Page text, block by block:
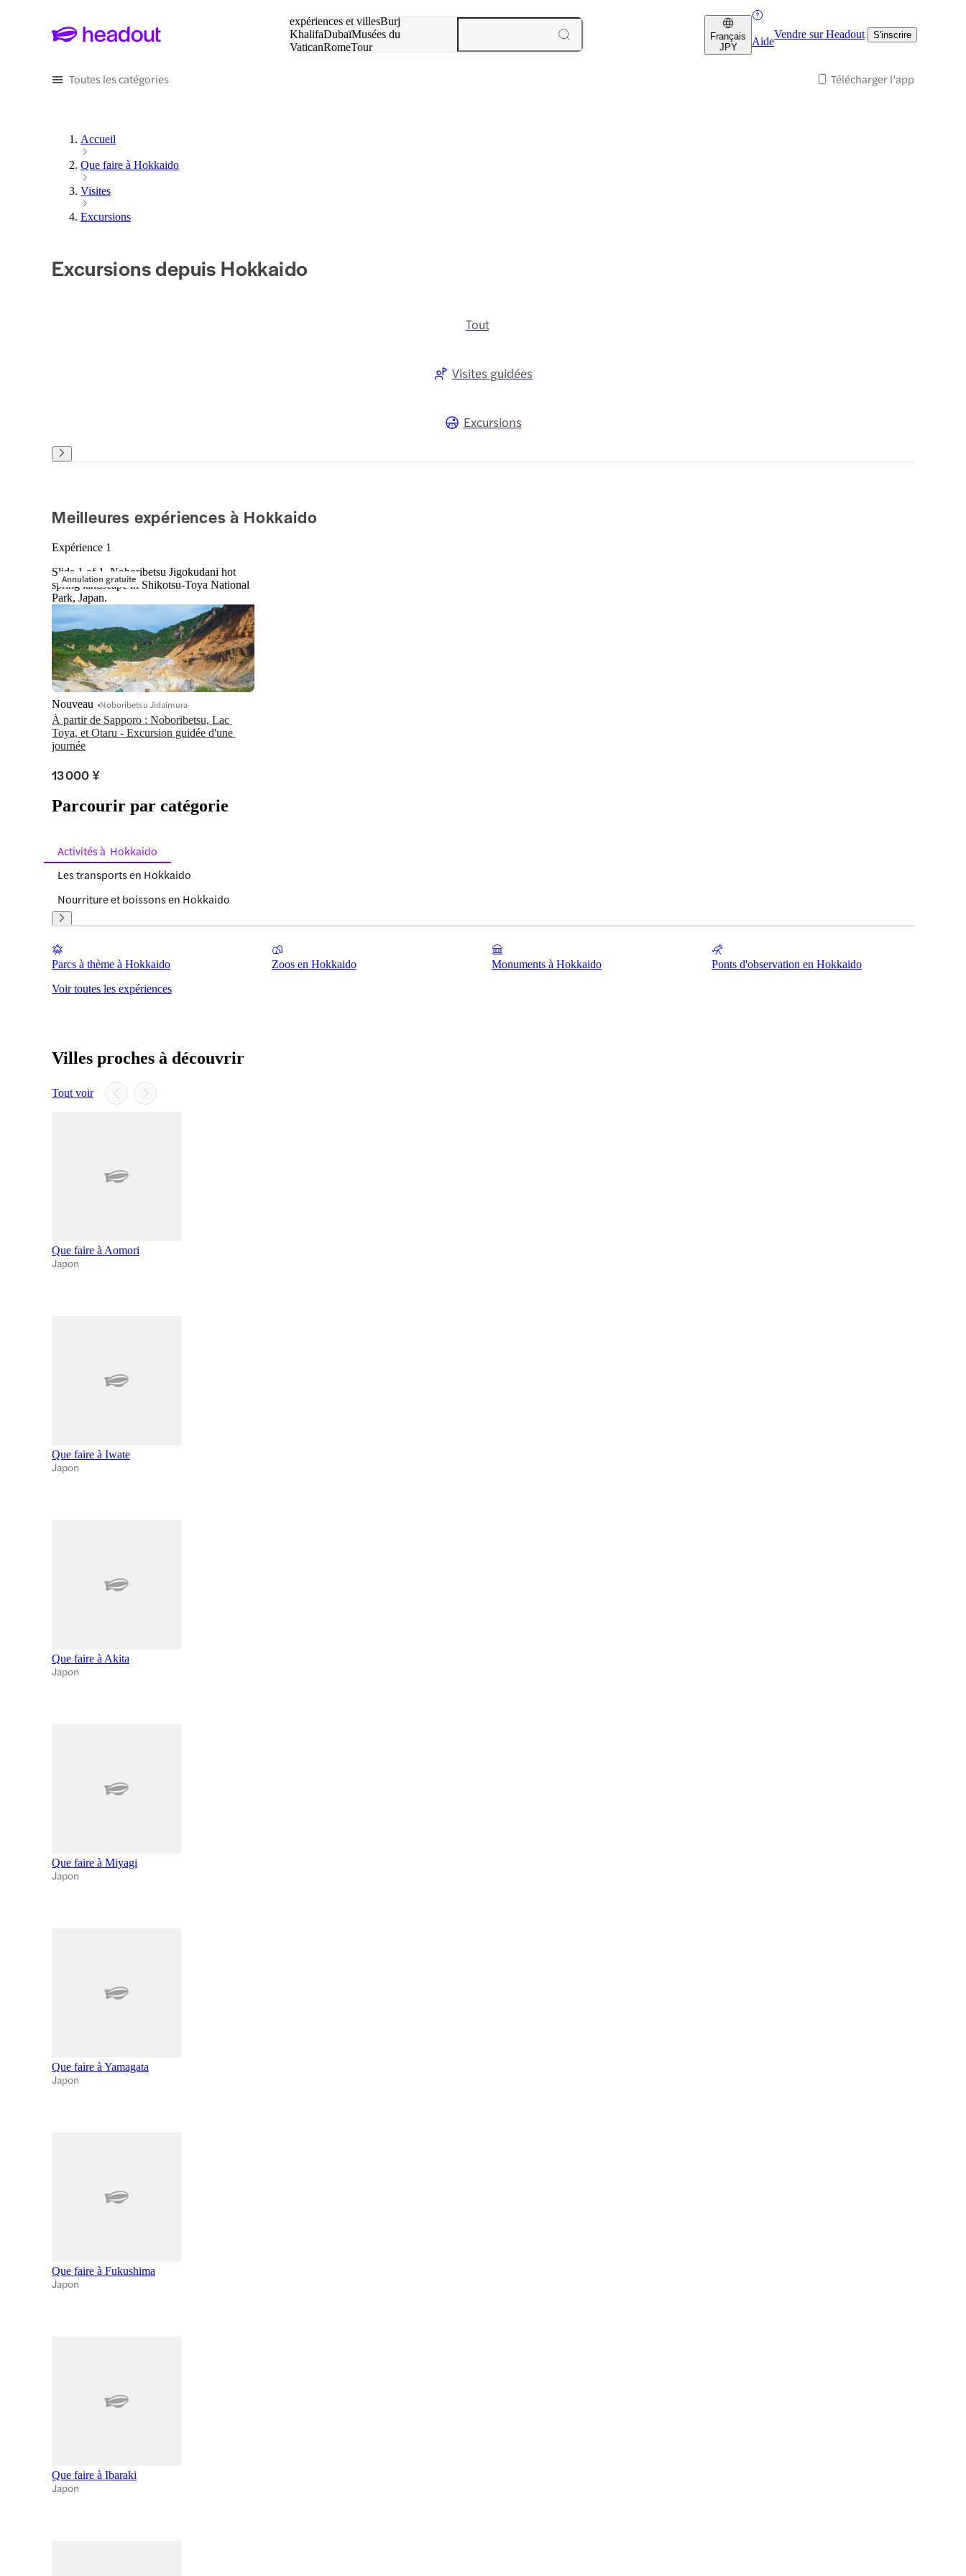
expériences et villesBurj
KhalifaDubaïMusées du
VaticanRomeTour
Français
JPY
Aide
Vendre sur Headout S'inscrire
Toutes les catégories Télécharger l’app
Accueil
Que faire à Hokkaido
Visites
Excursions
Excursions depuis Hokkaido
Tout
Visites guidées
Excursions
Meilleures expériences à Hokkaido
Expérience 1
Annulation gratuite
Slide 1 of 1, Noboribetsu Jigokudani hot
spring landscape in Shikotsu-Toya National
Park, Japan.
À partir de Sapporo : Noboribetsu, Lac
Toya, et Otaru - Excursion guidée d'une
journée
Nouveau Noboribetsu Jidaimura
13 000 ¥
Parcourir par catégorie
Activités à Hokkaido
Les transports en Hokkaido
Nourriture et boissons en Hokkaido
Parcs à thème à Hokkaido Zoos en Hokkaido Monuments à Hokkaido
Ponts d'observation en Hokkaido
Voir toutes les expériences
Villes proches à découvrir
Tout voir
Que faire à Aomori
Japon
Que faire à Iwate
Japon
Que faire à Akita
Japon
Que faire à Miyagi
Japon
Que faire à Yamagata
Japon
Que faire à Fukushima
Japon
Que faire à Ibaraki
Japon